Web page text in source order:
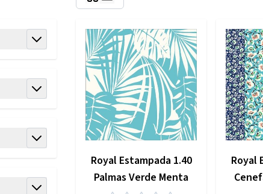
Royal Estampada 1.40
Palmas Verde Menta
Royal